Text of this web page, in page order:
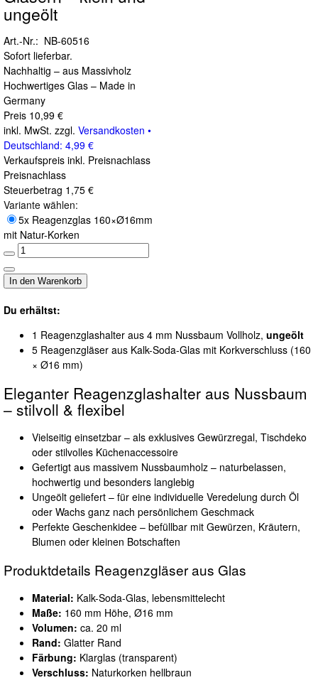
ungeölt
Art.-Nr.: NB-60516
Sofort lieferbar.
Nachhaltig – aus Massivholz
Hochwertiges Glas – Made in
Germany
Preis 10,99 €
inkl. MwSt. zzgl. Versandkosten •
Deutschland: 4,99 €
Verkaufspreis inkl. Preisnachlass
Preisnachlass
Steuerbetrag 1,75 €
Variante wählen:
5x Reagenzglas 160×Ø16mm
mit Natur-Korken
Du erhältst:
1 Reagenzglashalter aus 4 mm Nussbaum Vollholz, ungeölt
5 Reagenzgläser aus Kalk-Soda-Glas mit Korkverschluss (160
× Ø16 mm)
Eleganter Reagenzglashalter aus Nussbaum
– stilvoll & flexibel
Vielseitig einsetzbar – als exklusives Gewürzregal, Tischdeko
oder stilvolles Küchenaccessoire
Gefertigt aus massivem Nussbaumholz – naturbelassen,
hochwertig und besonders langlebig
Ungeölt geliefert – für eine individuelle Veredelung durch Öl
oder Wachs ganz nach persönlichem Geschmack
Perfekte Geschenkidee – befüllbar mit Gewürzen, Kräutern,
Blumen oder kleinen Botschaften
Produktdetails Reagenzgläser aus Glas
Material: Kalk-Soda-Glas, lebensmittelecht
Maße: 160 mm Höhe, Ø16 mm
Volumen: ca. 20 ml
Rand: Glatter Rand
Färbung: Klarglas (transparent)
Verschluss: Naturkorken hellbraun